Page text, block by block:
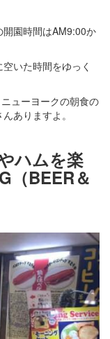
園時間はAM9:00か
いた時間をゆっく
ューヨークの朝食の
ありますよ。
ハムを楽
（BEER＆